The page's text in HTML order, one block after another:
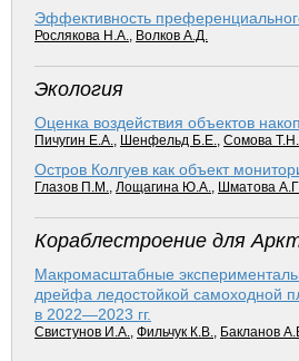
Эффективность
Рослякова Н.А., Волков А.Д.
Экология
Оценка воздействия объектов
Пичугин Е.А., Шенфельд Б.Е., Сомова Т.Н.
Остров Колгуев как объект
Глазов П.М., Лощагина Ю.А., Шматова
Кораблестроение для
Макромасштабные
дрейфа ледостойкой самоходной
в 2022—2023 гг.
Свистунов И.А., Фильчук К.В., Бакланов